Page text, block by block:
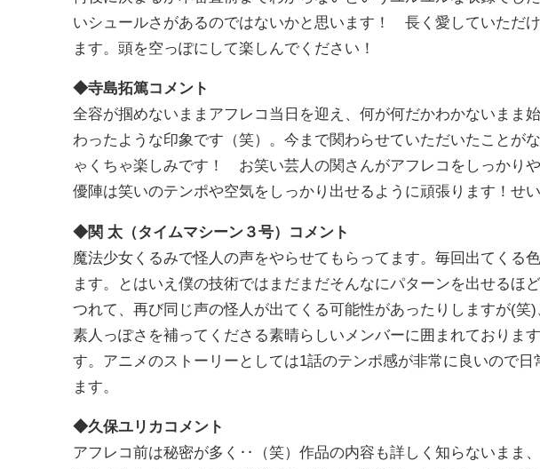
いシュールさがあるのではないかと思います！ 長く愛していただ
ます。頭を空っぽにして楽しんでください！
◆寺島拓篤コメント
全容が掴めないままアフレコ当日を迎え、何が何だかわかないまま
わったような印象です（笑）。今まで関わらせていただいたことが
ゃくちゃ楽しみです！ お笑い芸人の関さんがアフレコをしっかり
優陣は笑いのテンポや空気をしっかり出せるように頑張ります！せ
◆関 太（タイムマシーン３号）コメント
魔法少女くるみで怪人の声をやらせてもらってます。毎回出てくる
ます。とはいえ僕の技術ではまだまだそんなにパターンを出せるほ
つれて、再び同じ声の怪人が出てくる可能性があったりしますが(
素人っぽさを補ってくださる素晴らしいメンバーに囲まれておりま
す。アニメのストーリーとしては1話のテンポ感が非常に良いので
ます。
◆久保ユリカコメント
アフレコ前は秘密が多く‥（笑）作品の内容も詳しく知らないまま